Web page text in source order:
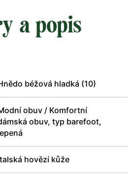
a popis
béžová hladká (10)
obuv / Komfortní
obuv, typ barefoot,
hovězí kůže